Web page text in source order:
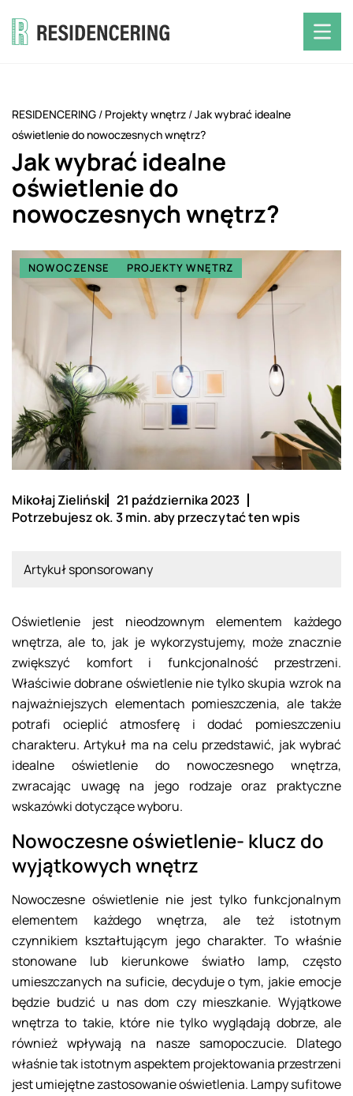
RESIDENCERING / Projekty wnętrz /Jak wybrać idealne
oświetlenie do nowoczesnych wnętrz?
Jak wybrać idealne
oświetlenie do
nowoczesnych wnętrz?
NOWOCZENSE PROJEKTY WNĘTRZ
Mikołaj Zieliński 21 października 2023
Potrzebujesz ok. 3 min. aby przeczytać ten wpis
Artykuł sponsorowany
Oświetlenie jest nieodzownym elementem każdego
wnętrza, ale to, jak je wykorzystujemy, może znacznie
zwiększyć komfort i funkcjonalność przestrzeni.
Właściwie dobrane oświetlenie nie tylko skupia wzrok na
najważniejszych elementach pomieszczenia, ale także
potrafi ocieplić atmosferę i dodać pomieszczeniu
charakteru. Artykuł ma na celu przedstawić, jak wybrać
idealne oświetlenie do nowoczesnego wnętrza,
zwracając uwagę na jego rodzaje oraz praktyczne
wskazówki dotyczące wyboru.
Nowoczesne oświetlenie- klucz do
wyjątkowych wnętrz
Nowoczesne oświetlenie nie jest tylko funkcjonalnym
elementem każdego wnętrza, ale też istotnym
czynnikiem kształtującym jego charakter. To właśnie
stonowane lub kierunkowe światło lamp, często
umieszczanych na suficie, decyduje o tym, jakie emocje
będzie budzić u nas dom czy mieszkanie. Wyjątkowe
wnętrza to takie, które nie tylko wyglądają dobrze, ale
również wpływają na nasze samopoczucie. Dlatego
właśnie tak istotnym aspektem projektowania przestrzeni
jest umiejętne zastosowanie oświetlenia. Lampy sufitowe